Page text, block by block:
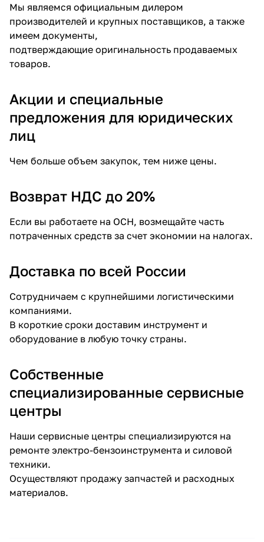
Мы являемся официальным дилером
производителей и крупных поставщиков, а также
имеем документы,
подтверждающие оригинальность продаваемых
товаров.
Акции и специальные
предложения для юридических
лиц
Чем больше объем закупок, тем ниже цены.
Возврат НДС до 20%
Если вы работаете на ОСН, возмещайте часть
потраченных средств за счет экономии на налогах.
Доставка по всей России
Сотрудничаем с крупнейшими логистическими
компаниями.
В короткие сроки доставим инструмент и
оборудование в любую точку страны.
Собственные
специализированные сервисные
центры
Наши сервисные центры специализируются на
ремонте электро-бензоинструмента и силовой
техники.
Осуществляют продажу запчастей и расходных
материалов.